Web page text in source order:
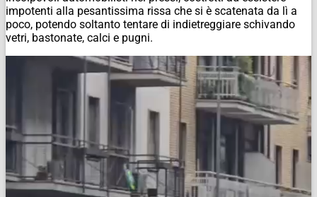
impotenti alla pesantissima rissa che si è scatenata da lì a
poco, potendo soltanto tentare di indietreggiare schivando
vetri, bastonate, calci e pugni.